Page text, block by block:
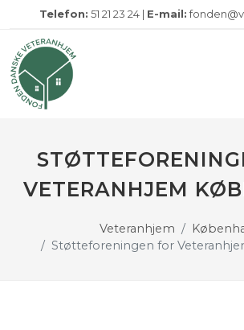
Telefon: 51 21 23 24 | E-mail:
VETERANHJEM
Veteranhjem
Støtteforeningen for